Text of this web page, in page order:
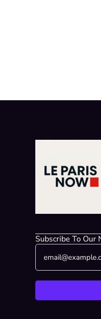
Subscribe To
E
a
i
*
E
a
*